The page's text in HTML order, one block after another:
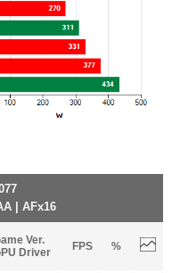
| AFx16
Ver.
Driver
FPS %